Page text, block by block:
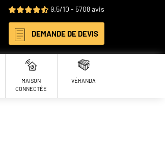
9.5/10 - 5708 avis
DEMANDE DE DEVIS
MAISON
CONNECTÉE
VÉRANDA